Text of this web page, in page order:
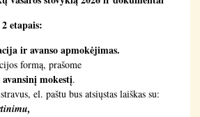
2 etapais:
ir avanso apmokėjimas.
formą, prašome
mokestį.
el. paštu bus atsiųstas laiškas su: